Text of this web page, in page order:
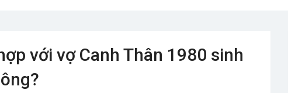
với vợ Canh Thân 1980 sinh